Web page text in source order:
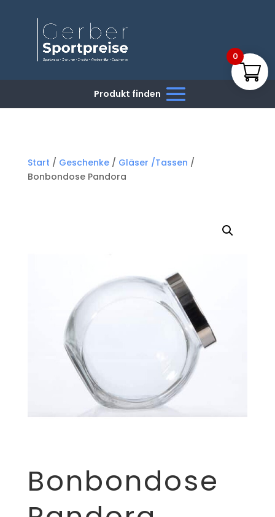
Start / Geschenke/ Gläser /Tassen /
Bonbondose Pandora
Bonbondose
0